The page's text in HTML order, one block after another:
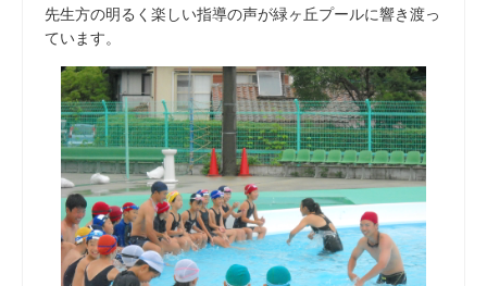
先生方の明るく楽しい指導の声が緑ヶ丘プールに響き渡っ
ています。